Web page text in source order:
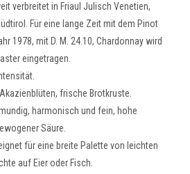
verbreitet in Friaul Julisch Venetien,
Für eine lange Zeit mit dem Pinot
1978, mit D. M. 24.10, Chardonnay wird
eingetragen.
frische Brotkruste.
harmonisch und fein, hohe
Säure.
für eine breite Palette von leichten
auf Eier oder Fisch.